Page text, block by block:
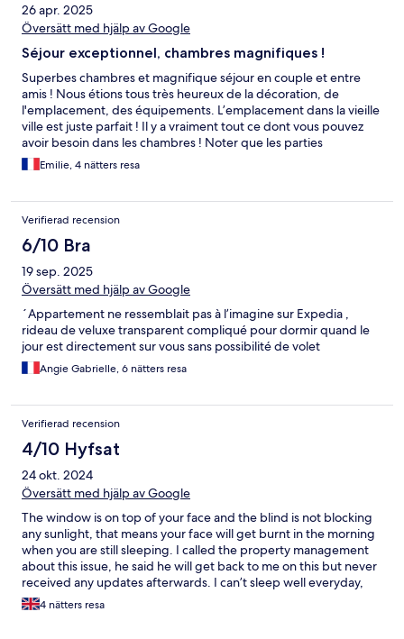
26 apr. 2025
Översätt med hjälp av Google
Séjour exceptionnel, chambres magnifiques !
Superbes chambres et magnifique séjour en couple et entre
amis ! Nous étions tous très heureux de la décoration, de
l'emplacement, des équipements. L’emplacement dans la vieille
ville est juste parfait ! Il y a vraiment tout ce dont vous pouvez
avoir besoin dans les chambres ! Noter que les parties
communes ne sont pas les plus jolies mais l’intérieur des
chambres sont somptueuses. Noter aussi qu'il n'y a pas de vraie
facilement joignables par téléphone ou Whatsapp, très réactif
et sympathique ! Nous recommandons vraiment à 100% ! Merci
pour ces souvenirs inoubliables !
Emilie, 4 nätters resa
Verifierad recension
6/10 Bra
19 sep. 2025
Översätt med hjälp av Google
´Appartement ne ressemblait pas à l’imagine sur Expedia ,
rideau de veluxe transparent compliqué pour dormir quand le
jour est directement sur vous sans possibilité de volet
Angie Gabrielle, 6 nätters resa
Verifierad recension
4/10 Hyfsat
24 okt. 2024
Översätt med hjälp av Google
The window is on top of your face and the blind is not blocking
any sunlight, that means your face will get burnt in the morning
when you are still sleeping. I called the property management
about this issue, he said he will get back to me on this but never
received any updates afterwards. I can’t sleep well everyday,
like a torturement
4 nätters resa